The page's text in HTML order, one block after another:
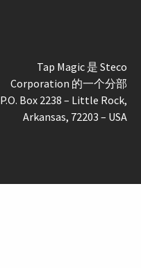
Tap Magic 是 Steco
Corporation 的一个分部
P.O. Box 2238 – Little Rock,
Arkansas, 72203 – USA